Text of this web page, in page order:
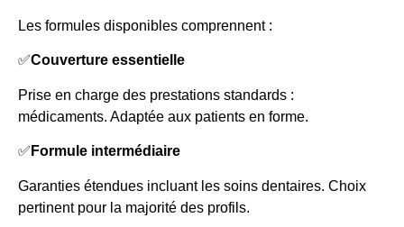
Les formules disponibles comprennent :
✅Couverture essentielle
Prise en charge des prestations standards :
médicaments. Adaptée aux patients en forme.
✅ Formule intermédiaire
Garanties étendues incluant les soins dentaires. Choix
pertinent pour la majorité des profils.